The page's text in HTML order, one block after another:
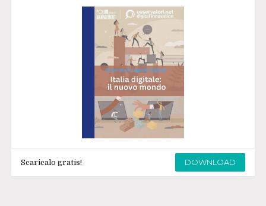
Scaricalo gratis! DOWNLOAD